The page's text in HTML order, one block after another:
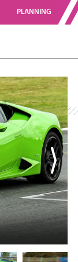
PLANNING